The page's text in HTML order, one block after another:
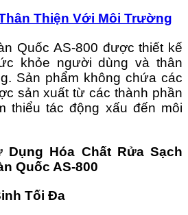
Thiện Với Môi Trường
Quốc AS-800 được thiết kế
khỏe người dùng và thân
Sản phẩm không chứa các
sản xuất từ các thành phần
thiểu tác động xấu đến môi
Hóa Chất Rửa Sạch
Quốc AS-800
Tối Đa